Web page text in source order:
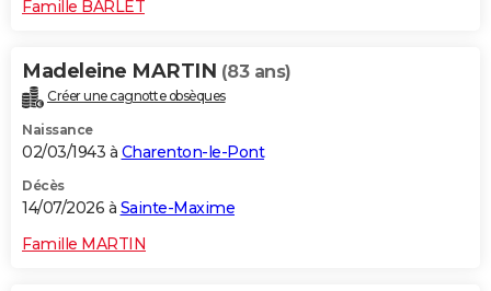
Famille BARLET
Madeleine MARTIN (83 ans)
Créer une cagnotte obsèques
Naissance
02/03/1943 à Charenton-le-Pont
Décès
14/07/2026 à Sainte-Maxime
Famille MARTIN